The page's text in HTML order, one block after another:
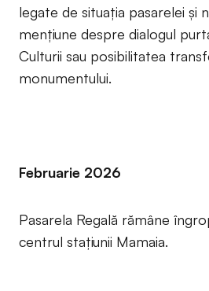
legate de situația pasarelei și
mențiune despre dialogul
Culturii sau posibilitatea
monumentului.
Februarie 2026
Pasarela Regală rămâne
centrul stațiunii Mamaia.